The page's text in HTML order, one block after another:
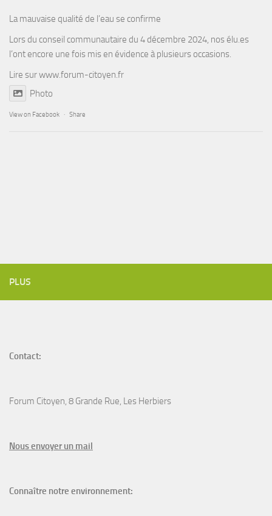
La mauvaise qualité de l’eau se confirme
Lors du conseil communautaire du 4 décembre 2024, nos élu.es
l’ont encore une fois mis en évidence à plusieurs occasions.
Lire surwww.forum-citoyen.fr
Photo
View on Facebook · Share
PLUS
Contact:
Forum Citoyen, 8 Grande Rue, Les Herbiers
Nous envoyer un mail
Connaître notre environnement: